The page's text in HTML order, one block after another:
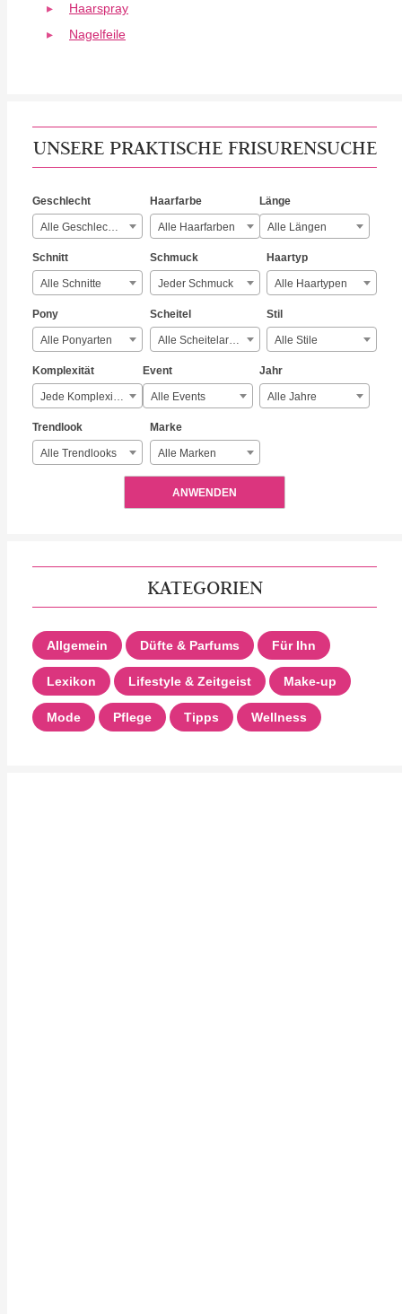
Haarspray
Nagelfeile
UNSERE PRAKTISCHE FRISURENSUCHE
Geschlecht
Alle Geschlechter
Haarfarbe
Alle Haarfarben
Länge
Alle Längen
Schnitt
Alle Schnitte
Schmuck
Jeder Schmuck
Haartyp
Alle Haartypen
Pony
Alle Ponyarten
Scheitel
Alle Scheitelarten
Stil
Alle Stile
Komplexität
Jede Komplexität
Event
Alle Events
Jahr
Alle Jahre
Trendlook
Alle Trendlooks
Marke
Alle Marken
ANWENDEN
KATEGORIEN
Allgemein Düfte & Parfums Für Ihn
Lexikon Lifestyle & Zeitgeist Make-up
Mode Pflege Tipps Wellness